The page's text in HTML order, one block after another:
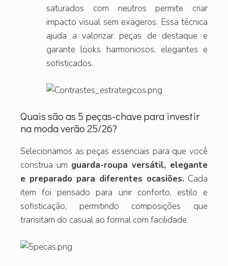
saturados com neutros permite criar
impacto visual sem exageros. Essa técnica
ajuda a valorizar peças de destaque e
garante looks harmoniosos, elegantes e
sofisticados.
Quais são as 5 peças-chave para investir
na moda verão 25/26?
Selecionamos as peças essenciais para que você
construa um guarda-roupa versátil, elegante
e preparado para diferentes ocasiões. Cada
item foi pensado para unir conforto, estilo e
sofisticação, permitindo composições que
transitam do casual ao formal com facilidade.